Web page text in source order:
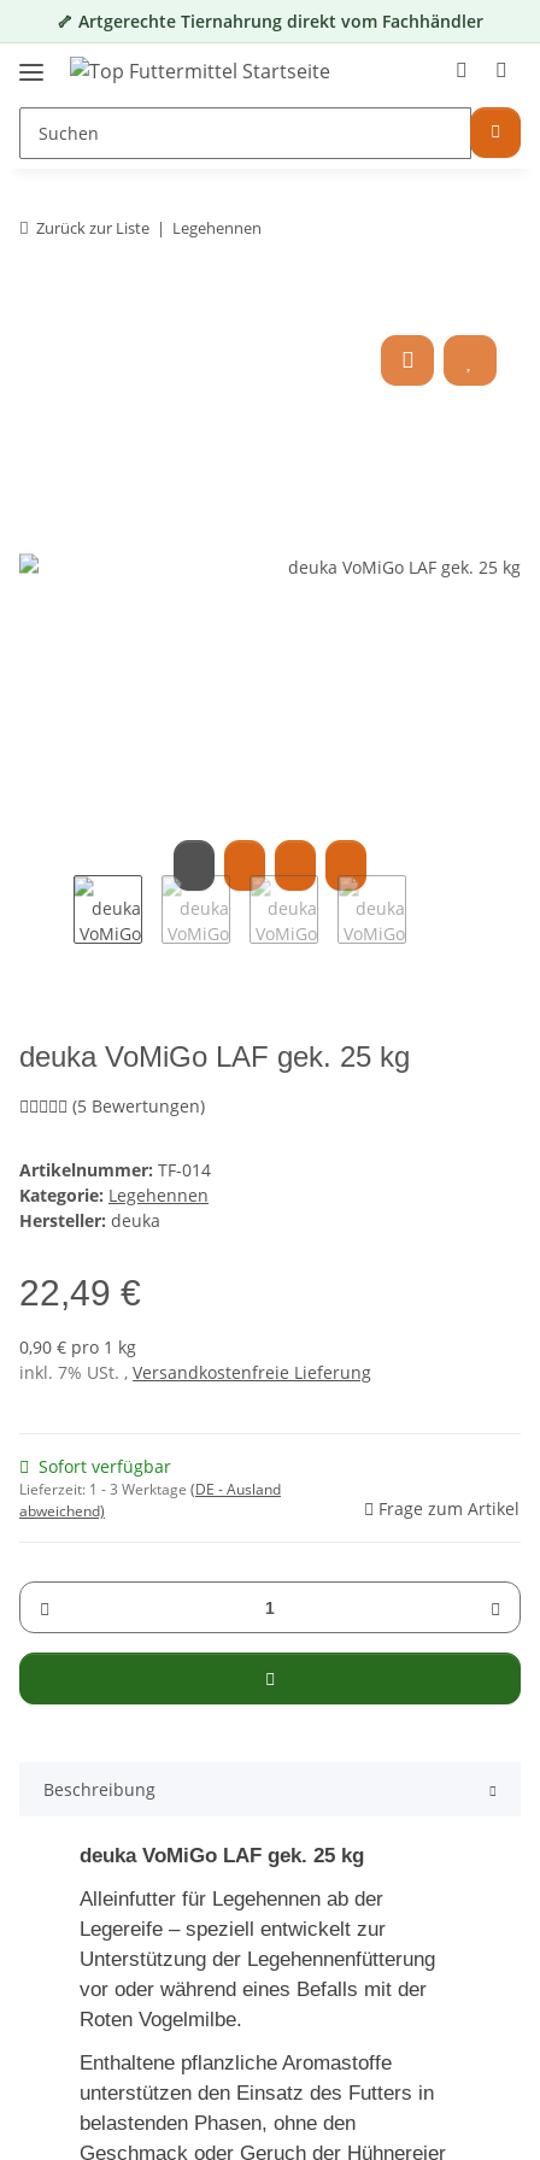
🦴 Artgerechte Tiernahrung direkt vom Fachhändler
Zurück zur Liste Legehennen
deuka VoMiGo LAF gek. 25 kg
(5 Bewertungen)
Artikelnummer: TF-014
Kategorie: Legehennen
Hersteller: deuka
22,49 €
0,90 € pro 1 kg
inkl. 7% USt. , Versandkostenfreie Lieferung
Sofort verfügbar
Lieferzeit: 1 - 3 Werktage (DE - Ausland
abweichend)
Frage zum Artikel
Beschreibung
deuka VoMiGo LAF gek. 25 kg
Alleinfutter für Legehennen ab der
Legereife – speziell entwickelt zur
Unterstützung der Legehennenfütterung
vor oder während eines Befalls mit der
Roten Vogelmilbe.
Enthaltene pflanzliche Aromastoffe
unterstützen den Einsatz des Futters in
belastenden Phasen, ohne den
Geschmack oder Geruch der Hühnereier